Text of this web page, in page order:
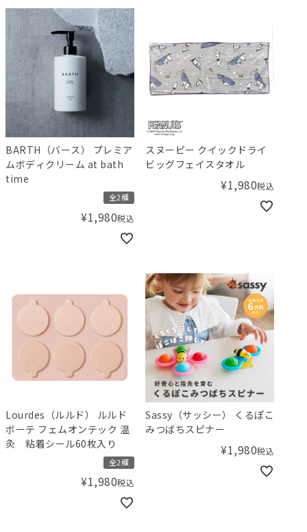
BARTH（バース） プレミア
ムボディクリーム at bath
time
全2種
¥1,980税込
スヌーピー クイックドライ
ビッグフェイスタオル
¥1,980税込
Lourdes（ルルド） ルルド
ボーテ フェムオンテック 温
灸 粘着シール60枚入り
全2種
¥1,980税込
Sassy（サッシー） くるぽこ
みつばちスピナー
¥1,980税込